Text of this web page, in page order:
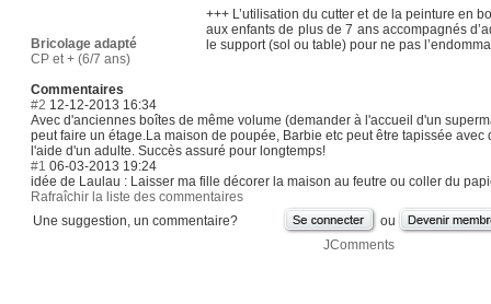
Bricolage adapté
CP et + (6/7 ans)
+++ L’utilisation du cutter et de la peinture en
aux enfants de plus de 7 ans accompagnés
le support (sol ou table) pour ne pas
Commentaires
#2 12-12-2013 16:34
Avec d'anciennes boîtes de même volume (demander à l'accueil d'un
peut faire un étage.La maison de poupée, Barbie etc peut être tapissée avec
l'aide d'un adulte. Succès assuré pour longtemps!
#1 06-03-2013 19:24
idée de Laulau : Laisser ma fille décorer la maison au feutre ou coller du
Rafraîchir la liste des commentaires
Une suggestion, un commentaire?
ou
JComments